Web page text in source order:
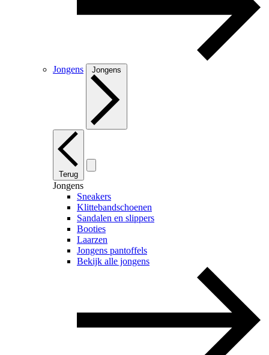
Jongens Jongens
Terug
Jongens
Sneakers
Klittebandschoenen
Sandalen en slippers
Booties
Laarzen
Jongens pantoffels
Bekijk alle jongens